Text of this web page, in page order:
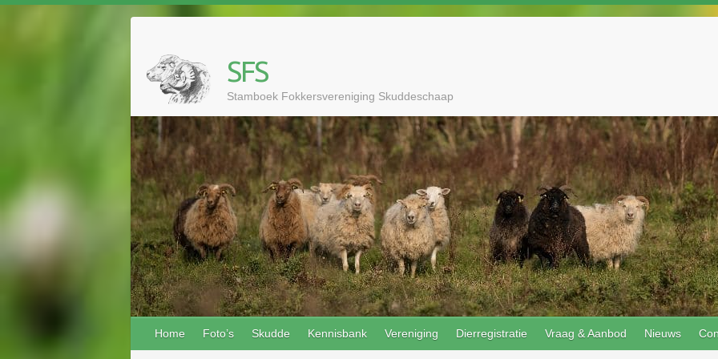
SFS
Stamboek Fokkersvereniging Skuddeschaap
Home Foto’s Skudde Kennisbank Vereniging Dierregistratie Vraag & Aanbod Nieuws